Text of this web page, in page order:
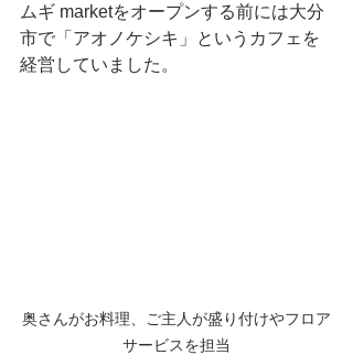
ムギ marketをオープンする前には大分
市で「アオノケシキ」というカフェを
経営していました。
奥さんがお料理、ご主人が盛り付けやフロア
サービスを担当